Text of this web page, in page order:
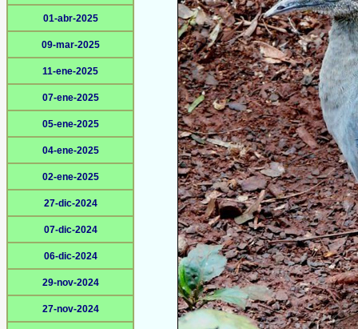
01-abr-2025
09-mar-2025
11-ene-2025
07-ene-2025
05-ene-2025
04-ene-2025
02-ene-2025
27-dic-2024
07-dic-2024
06-dic-2024
29-nov-2024
27-nov-2024